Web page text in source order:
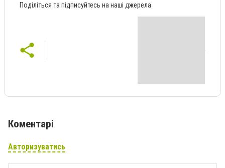
Поділіться та підписуйтесь на наші джерела
Коментарі
Авторизуватись